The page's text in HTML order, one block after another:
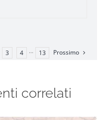
3 4 ··· 13 Prossimo
correlati